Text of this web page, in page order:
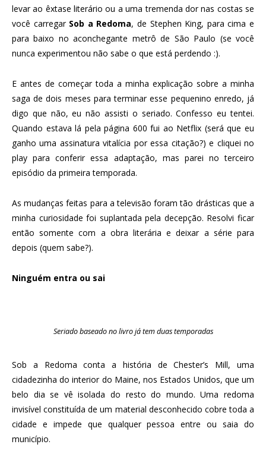
levar ao êxtase literário ou a uma tremenda dor nas costas se
você carregar Sob a Redoma, de Stephen King, para cima e
para baixo no aconchegante metrô de São Paulo (se você
nunca experimentou não sabe o que está perdendo :).
E antes de começar toda a minha explicação sobre a minha
saga de dois meses para terminar esse pequenino enredo, já
digo que não, eu não assisti o seriado. Confesso eu tentei.
Quando estava lá pela página 600 fui ao Netflix (será que eu
ganho uma assinatura vitalícia por essa citação?) e cliquei no
play para conferir essa adaptação, mas parei no terceiro
episódio da primeira temporada.
As mudanças feitas para a televisão foram tão drásticas que a
minha curiosidade foi suplantada pela decepção. Resolvi ficar
então somente com a obra literária e deixar a série para
depois (quem sabe?).
Ninguém entra ou sai
Seriado baseado no livro já tem duas temporadas
Sob a Redoma conta a história de Chester’s Mill, uma
cidadezinha do interior do Maine, nos Estados Unidos, que um
belo dia se vê isolada do resto do mundo. Uma redoma
invisível constituída de um material desconhecido cobre toda a
cidade e impede que qualquer pessoa entre ou saia do
município.